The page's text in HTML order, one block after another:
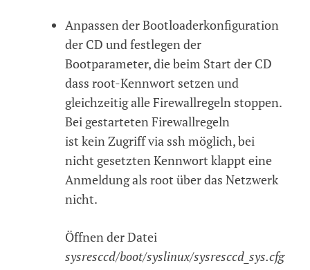
Anpassen der Bootloaderkonfiguration
der CD und festlegen der
Bootparameter, die beim Start der CD
dass root-Kennwort setzen und
gleichzeitig alle Firewallregeln stoppen.
Bei gestarteten Firewallregeln
ist kein Zugriff via ssh möglich, bei
nicht gesetzten Kennwort klappt eine
Anmeldung als root über das Netzwerk
nicht.
Öffnen der Datei
sysresccd/boot/syslinux/sysresccd_sys.cfg